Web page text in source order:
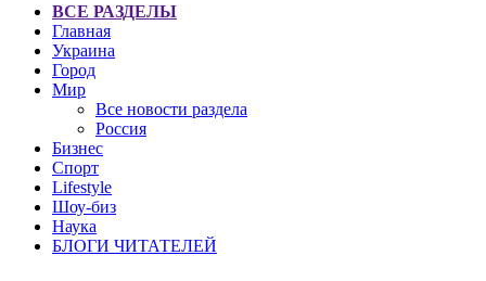
ВСЕ РАЗДЕЛЫ
Главная
Украина
Город
Мир
Все новости раздела
Россия
Бизнес
Спорт
Lifestyle
Шоу-биз
Наука
БЛОГИ ЧИТАТЕЛЕЙ